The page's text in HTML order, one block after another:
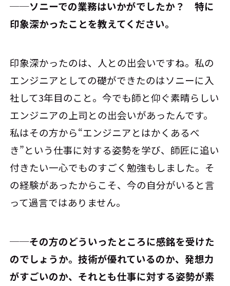
──ソニーでの業務はいかがでしたか？ 特に
印象深かったことを教えてください。
印象深かったのは、人との出会いですね。私の
エンジニアとしての礎ができたのはソニーに入
社して3年目のこと。今でも師と仰ぐ素晴らしい
エンジニアの上司との出会いがあったんです。
私はその方から“エンジニアとはかくあるべ
き”という仕事に対する姿勢を学び、師匠に追い
付きたい一心でものすごく勉強もしました。そ
の経験があったからこそ、今の自分がいると言
って過言ではありません。
──その方のどういったところに感銘を受けた
のでしょうか。技術が優れているのか、発想力
がすごいのか、それとも仕事に対する姿勢が素